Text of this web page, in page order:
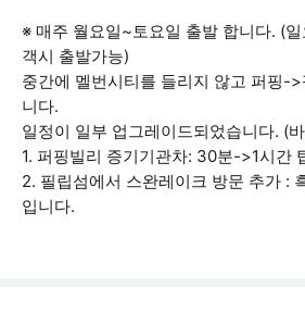
※ 매주 월요일~토요일 출발 합니다. (
객시 출발가능)
중간에 멜번시티를 들리지 않고 퍼핑-
니다.
일정이 일부 업그레이드되었습니다. (
1. 퍼핑빌리 증기기관차: 30분->1시간
2. 필립섬에서 스완레이크 방문 추가 :
입니다.